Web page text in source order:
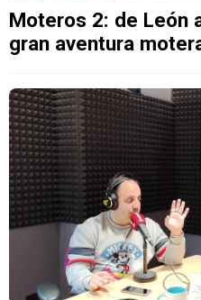
Moteros 2: de León
gran aventura